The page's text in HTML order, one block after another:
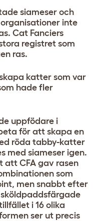
siameser och
inte
Cat Fanciers
registret som
ras.
katter som var
hade fler
uppfödare i
för att skapa en
röda tabby-katter
med siameser igen.
att CFA gav rasen
som
men snabbt efter
i 16 olika
ser ut precis